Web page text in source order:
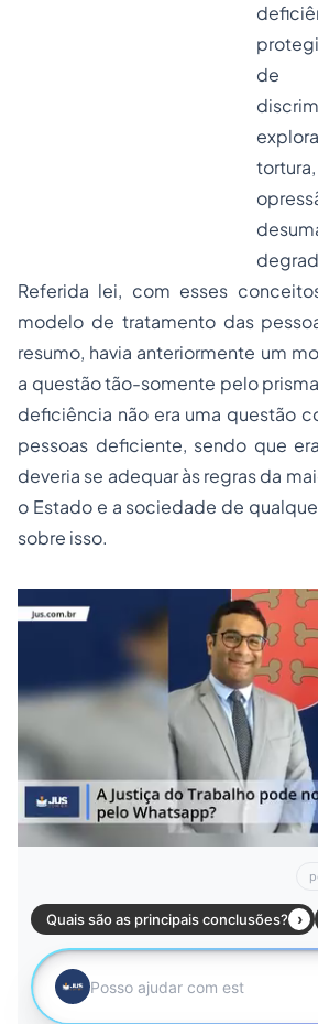
de
Referida lei, com esses
modelo de tratamento das
resumo, havia anteriormente um
a questão tão-somente pelo
deficiência não era uma questão
pessoas deficiente, sendo que
deveria se adequar às regras da
o Estado e a sociedade de
sobre isso.